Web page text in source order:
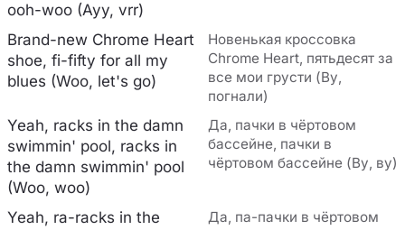
ooh-woo (Ayy, vrr)
Brand-new Chrome Heart
shoe, fi-fifty for all my
blues (Woo, let's go)
Новенькая кроссовка
Chrome Heart, пятьдесят за
все мои грусти (Ву,
погнали)
Yeah, racks in the damn
swimmin' pool, racks in
the damn swimmin' pool
(Woo, woo)
Да, пачки в чёртовом
бассейне, пачки в
чёртовом бассейне (Ву, ву)
Yeah, ra-racks in the
Да, па-пачки в чёртовом